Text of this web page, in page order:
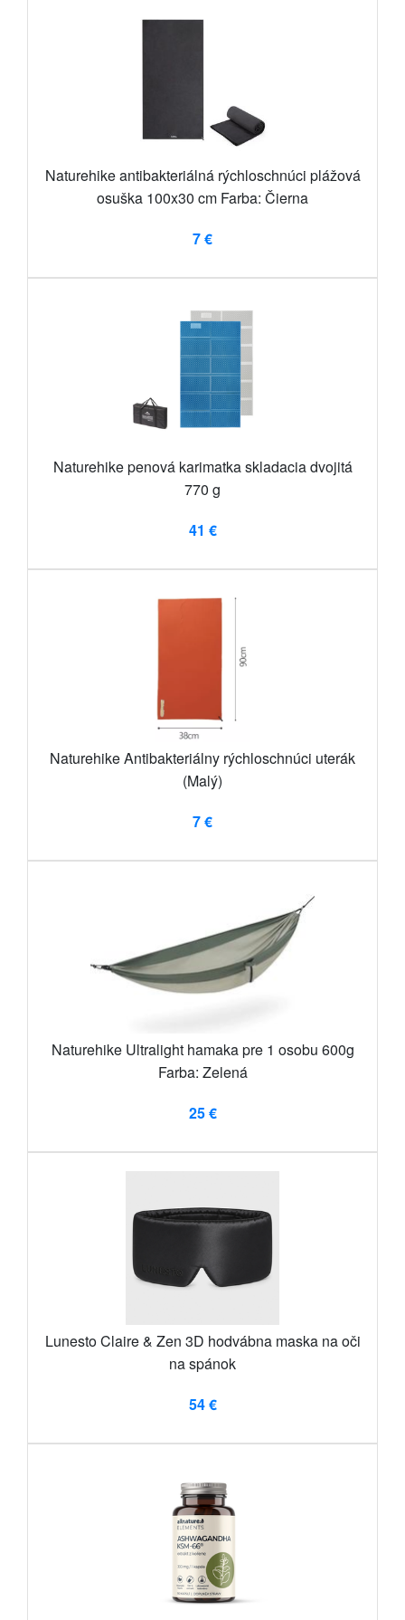
Naturehike antibakteriálná rýchloschnúci plážová
osuška 100x30 cm Farba: Čierna
7 €
Naturehike penová karimatka skladacia dvojitá
770 g
41 €
Naturehike Antibakteriálny rýchloschnúci uterák
(Malý)
7 €
Naturehike Ultralight hamaka pre 1 osobu 600g
Farba: Zelená
25 €
Lunesto Claire & Zen 3D hodvábna maska ​​na oči
na spánok
54 €